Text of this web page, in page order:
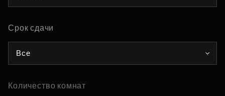
Срок сдачи
Все
Количество комнат